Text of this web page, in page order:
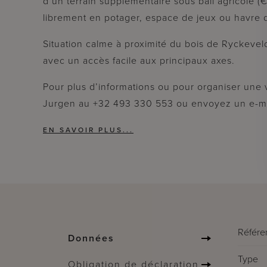
librement en potager, espace de jeux ou havre
Situation calme à proximité du bois de
avec un accès facile aux principaux axes.
Pour plus d’informations ou pour organiser une
Jurgen au +32 493 330 553 ou envoyez un e-
Données
Obligation de déclaration
Type